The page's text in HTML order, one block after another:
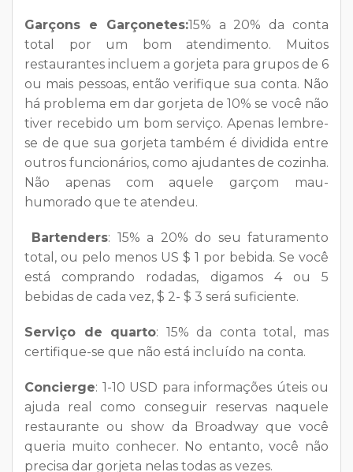
Garçons e Garçonetes:15% a 20% da conta
total por um bom atendimento. Muitos
restaurantes incluem a gorjeta para grupos de 6
ou mais pessoas, então verifique sua conta. Não
há problema em dar gorjeta de 10% se você não
tiver recebido um bom serviço. Apenas lembre-
se de que sua gorjeta também é dividida entre
outros funcionários, como ajudantes de cozinha.
Não apenas com aquele garçom mau-
humorado que te atendeu.
Bartenders: 15% a 20% do seu faturamento
total, ou pelo menos US $ 1 por bebida. Se você
está comprando rodadas, digamos 4 ou 5
bebidas de cada vez, $ 2- $ 3 será suficiente.
Serviço de quarto: 15% da conta total, mas
certifique-se que não está incluído na conta.
Concierge: 1-10 USD para informações úteis ou
ajuda real como conseguir reservas naquele
restaurante ou show da Broadway que você
queria muito conhecer. No entanto, você não
precisa dar gorjeta nelas todas as vezes.